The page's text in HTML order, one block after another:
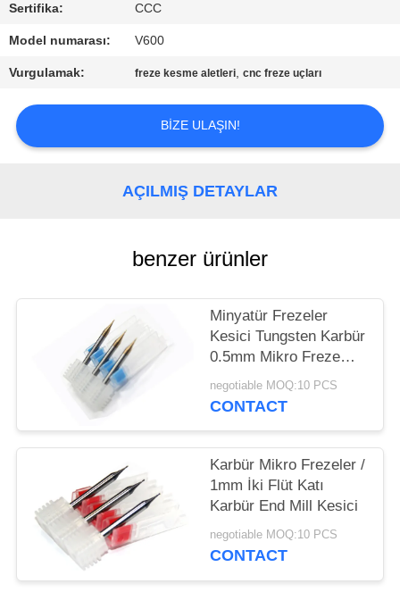
BIR
TEKLIF
SITE
Sertifika: CCC
Model numarası: V600
Vurgulamak: freze kesme aletleri,cnc freze uçları
BIZE ULAŞIN!
AÇILMIŞ DETAYLAR
benzer ürünler
Minyatür Frezeler
Kesici Tungsten Karbür
0.5mm Mikro Freze
GU25UF Hammadde
Yapımı
negotiable MOQ:10 PCS
CONTACT
Karbür Mikro Frezeler /
1mm İki Flüt Katı
Karbür End Mill Kesici
negotiable MOQ:10 PCS
CONTACT